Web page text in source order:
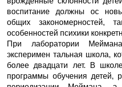
воспитание должны ос
общих закономерностей,
особенностей психики
При лаборатории
эксперимен тальная школа,
более двадцати лет. В
программы обучения детей,